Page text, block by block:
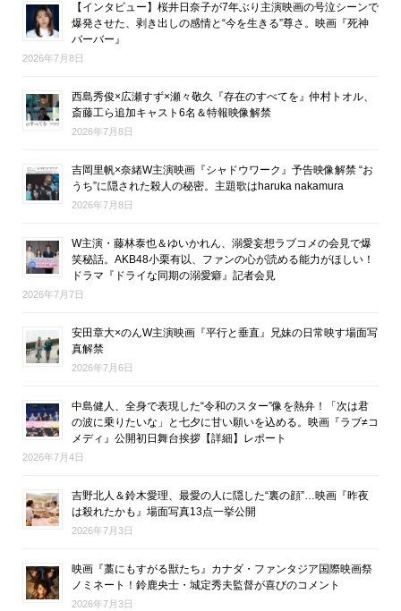
【インタビュー】桜井日奈子が7年ぶり主演映画の号泣シーンで
爆発させた、剥き出しの感情と“今を生きる”尊さ。映画『死神
バーバー』
2026年7月8日
西島秀俊×広瀬すず×瀬々敬久『存在のすべてを』仲村トオル、
斎藤工ら追加キャスト6名＆特報映像解禁
2026年7月8日
吉岡里帆×奈緒W主演映画『シャドウワーク』予告映像解禁 “お
うち”に隠された殺人の秘密。主題歌はharuka nakamura
2026年7月8日
W主演・藤林泰也＆ゆいかれん、溺愛妄想ラブコメの会見で爆
笑秘話。AKB48小栗有以、ファンの心が読める能力がほしい！
ドラマ『ドライな同期の溺愛癖』記者会見
2026年7月7日
安田章大×のんW主演映画『平行と垂直』兄妹の日常映す場面写
真解禁
2026年7月6日
中島健人、全身で表現した“令和のスター”像を熱弁！「次は君
の波に乗りたいな」と七夕に甘い願いを込める。映画『ラブ≠コ
メディ』公開初日舞台挨拶【詳細】レポート
2026年7月4日
吉野北人＆鈴木愛理、最愛の人に隠した“裏の顔”…映画『昨夜
は殺れたかも』場面写真13点一挙公開
2026年7月3日
映画『藁にもすがる獣たち』カナダ・ファンタジア国際映画祭
ノミネート！鈴鹿央士・城定秀夫監督が喜びのコメント
2026年7月3日